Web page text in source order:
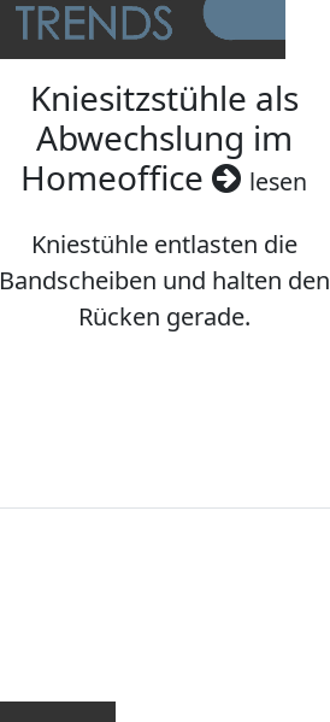
Kniesitzstühle als
Abwechslung im
Homeoffice
lesen
Kniestühle entlasten die
Bandscheiben und halten den
Rücken gerade.